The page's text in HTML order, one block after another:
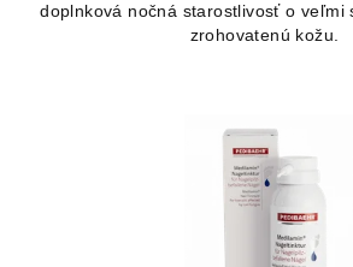
doplnková nočná starostlivosť o veľmi
zrohovatenú kožu.